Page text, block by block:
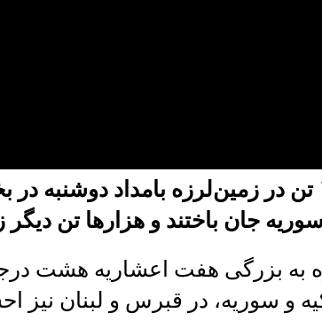
بیش از ۱۳۰۰ تن در زمین‌لرزه بامداد
جان باختند و هزارها تن دیگر
به بزرگی هفت اعشاریه هشت
و سوریه، در قبرس و لبنان